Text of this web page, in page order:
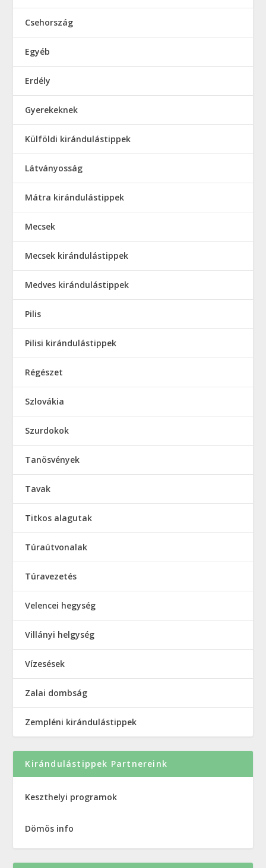
Csehország
Egyéb
Erdély
Gyerekeknek
Külföldi kirándulástippek
Látványosság
Mátra kirándulástippek
Mecsek
Mecsek kirándulástippek
Medves kirándulástippek
Pilis
Pilisi kirándulástippek
Régészet
Szlovákia
Szurdokok
Tanösvények
Tavak
Titkos alagutak
Túraútvonalak
Túravezetés
Velencei hegység
Villányi helgység
Vízesések
Zalai dombság
Zempléni kirándulástippek
Kirándulástippek Partnereink
Keszthelyi programok
Dömös info